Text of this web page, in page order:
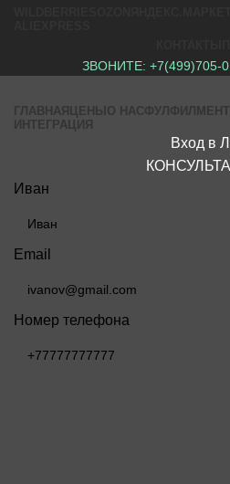
ЗВОНИТЕ:+7(499)705-
ГЛАВНАЯ ЦЕНЫ О НАС
ИНТЕГРАЦИЯ
Вход в
Иван
Email
Номер телефона